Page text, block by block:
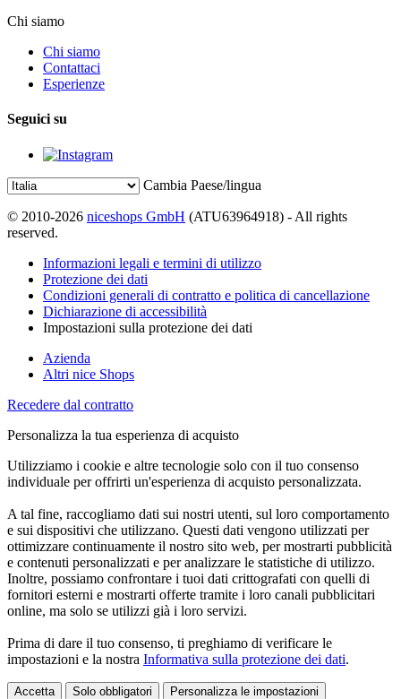
Chi siamo
Chi siamo
Contattaci
Esperienze
Seguici su
Cambia Paese/lingua
© 2010-2026 niceshops GmbH (ATU63964918) - All rights
reserved.
Informazioni legali e termini di utilizzo
Protezione dei dati
Condizioni generali di contratto e politica di cancellazione
Dichiarazione di accessibilità
Impostazioni sulla protezione dei dati
Azienda
Altri nice Shops
Recedere dal contratto
Personalizza la tua esperienza di acquisto
Utilizziamo i cookie e altre tecnologie solo con il tuo consenso
individuale per offrirti un'esperienza di acquisto personalizzata.
A tal fine, raccogliamo dati sui nostri utenti, sul loro comportamento
e sui dispositivi che utilizzano. Questi dati vengono utilizzati per
ottimizzare continuamente il nostro sito web, per mostrarti pubblicità
e contenuti personalizzati e per analizzare le statistiche di utilizzo.
Inoltre, possiamo confrontare i tuoi dati crittografati con quelli di
fornitori esterni e mostrarti offerte tramite i loro canali pubblicitari
online, ma solo se utilizzi già i loro servizi.
Prima di dare il tuo consenso, ti preghiamo di verificare le
impostazioni e la nostra Informativa sulla protezione dei dati.
Accetta Solo obbligatori Personalizza le impostazioni